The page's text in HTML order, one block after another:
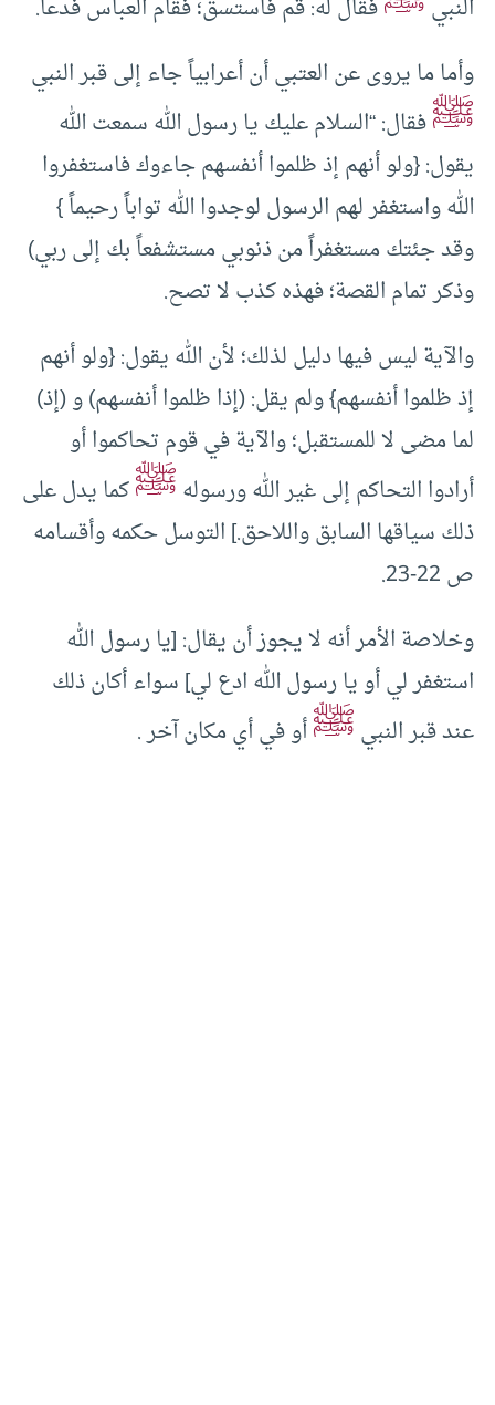
النبي
فقال له: قم فاستسق؛ فقام العباس فدعا.
وأما ما يروى عن العتبي أن أعرابياً جاء إلى قبر النبي
ﷺفقال: “السلام عليك يا رسول الله سمعت الله
يقول: {ولو أنهم إذ ظلموا أنفسهم جاءوك فاستغفروا
الله واستغفر لهم الرسول لوجدوا الله تواباً رحيماً }
وقد جئتك مستغفراً من ذنوبي مستشفعاً بك إلى ربي)
وذكر تمام القصة؛ فهذه كذب لا تصح.
والآية ليس فيها دليل لذلك؛ لأن الله يقول: {ولو أنهم
إذ ظلموا أنفسهم} ولم يقل: (إذا ظلموا أنفسهم) و (إذ)
لما مضى لا للمستقبل؛ والآية في قوم تحاكموا أو
أرادوا التحاكم إلى غير الله ورسولهﷺكما يدل على
ذلك سياقها السابق واللاحق.] التوسل حكمه وأقسامه
ص 22-23.
وخلاصة الأمر أنه لا يجوز أن يقال: [يا رسول الله
استغفر لي أو يا رسول الله ادع لي] سواء أكان ذلك
عند قبر النبيﷺأو في أي مكان آخر .